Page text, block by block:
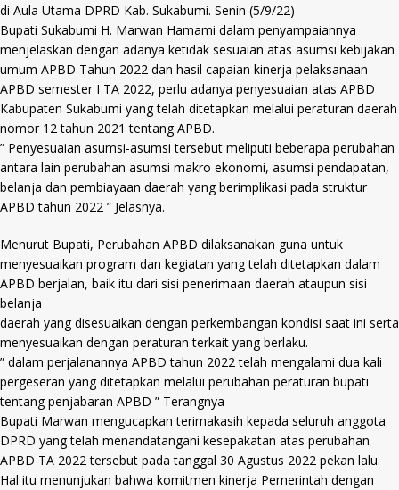
di Aula Utama DPRD Kab. Sukabumi. Senin (5/9/22)
Bupati Sukabumi H. Marwan Hamami dalam penyampaiannya
menjelaskan dengan adanya ketidak sesuaian atas asumsi kebijakan
umum APBD Tahun 2022 dan hasil capaian kinerja pelaksanaan
APBD semester I TA 2022, perlu adanya penyesuaian atas APBD
Kabupaten Sukabumi yang telah ditetapkan melalui peraturan daerah
nomor 12 tahun 2021 tentang APBD.
” Penyesuaian asumsi-asumsi tersebut meliputi beberapa perubahan
antara lain perubahan asumsi makro ekonomi, asumsi pendapatan,
belanja dan pembiayaan daerah yang berimplikasi pada struktur
APBD tahun 2022 ” Jelasnya.
Menurut Bupati, Perubahan APBD dilaksanakan guna untuk
menyesuaikan program dan kegiatan yang telah ditetapkan dalam
APBD berjalan, baik itu dari sisi penerimaan daerah ataupun sisi
belanja
daerah yang disesuaikan dengan perkembangan kondisi saat ini serta
menyesuaikan dengan peraturan terkait yang berlaku.
” dalam perjalanannya APBD tahun 2022 telah mengalami dua kali
pergeseran yang ditetapkan melalui perubahan peraturan bupati
tentang penjabaran APBD ” Terangnya
Bupati Marwan mengucapkan terimakasih kepada seluruh anggota
DPRD yang telah menandatangani kesepakatan atas perubahan
APBD TA 2022 tersebut pada tanggal 30 Agustus 2022 pekan lalu.
Hal itu menunjukan bahwa komitmen kinerja Pemerintah dengan